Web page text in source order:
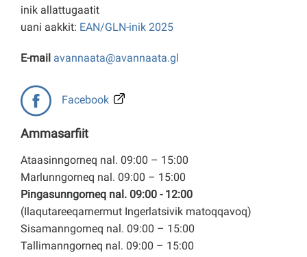
inik allattugaatit
uani aakkit: EAN/GLN-inik 2025
E-mail avannaata@avannaata.gl
Facebook
Ammasarfiit
Ataasinngorneq nal. 09:00 – 15:00
Marlunngorneq nal. 09:00 – 15:00
Pingasunngorneq nal. 09:00 - 12:00
(Ilaqutareeqarnermut Ingerlatsivik matoqqavoq)
Sisamanngorneq nal. 09:00 – 15:00
Tallimanngorneq nal. 09:00 – 15:00